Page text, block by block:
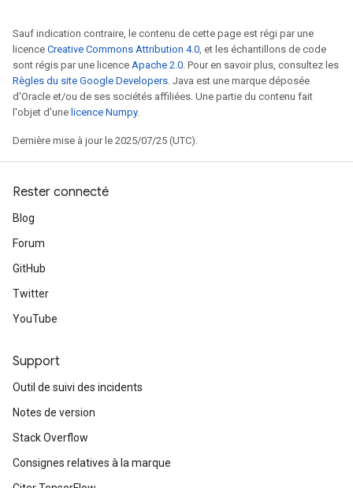
Sauf indication contraire, le contenu de cette page est régi par une
licence Creative Commons Attribution 4.0, et les échantillons de code
sont régis par une licence Apache 2.0. Pour en savoir plus, consultez les
Règles du site Google Developers. Java est une marque déposée
d'Oracle et/ou de ses sociétés affiliées. Une partie du contenu fait
l'objet d'une licence Numpy.
Dernière mise à jour le 2025/07/25 (UTC).
Rester connecté
Blog
Forum
GitHub
Twitter
YouTube
Support
Outil de suivi des incidents
Notes de version
Stack Overflow
Consignes relatives à la marque